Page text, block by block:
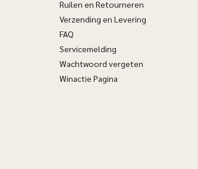
Ruilen en Retourneren
Verzending en Levering
FAQ
Servicemelding
Wachtwoord vergeten
Winactie Pagina